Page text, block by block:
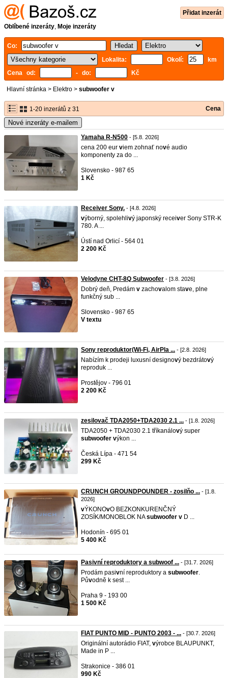
Přidat inzerát
Oblíbené inzeráty, Moje inzeráty
Co:
Lokalita:
Okolí:
km
Cena od:
- do: Kč
Hlavní stránka > Elektro > subwoofer v
1-20 inzerátů z 31 Cena
Nové inzeráty e-mailem
Yamaha R-N500 - [5.8. 2026]
cena 200 eur viem zohnať nové audio
komponenty za do ...
Slovensko - 987 65
1 Kč
Receiver Sony. - [4.8. 2026]
výborný, spolehlivý japonský receiver Sony STR-K
780. A ...
Ústí nad Orlicí - 564 01
2 200 Kč
Velodyne CHT-8Q Subwoofer - [3.8. 2026]
Dobrý deň, Predám v zachovalom stave, plne
funkčný sub ...
Slovensko - 987 65
V textu
Sony reproduktor(Wi-Fi, AirPla ... - [2.8. 2026]
Nabízím k prodeji luxusní designový bezdrátový
reproduk ...
Prostějov - 796 01
2 200 Kč
zesilovač TDA2050+TDA2030 2.1 ... - [1.8. 2026]
TDA2050 + TDA2030 2.1 tříkanálový super
subwoofer výkon ...
Česká Lípa - 471 54
299 Kč
CRUNCH GROUNDPOUNDER - zosilňo ... - [1.8.
2026]
vÝKONOvO BEZKONKURENČNÝ
ZOSÍK/MONOBLOK NAsubwoofer v D ...
Hodonín - 695 01
5 400 Kč
Pasivní reproduktory a subwoof ... - [31.7. 2026]
Prodám pasivní reproduktory a subwoofer.
Původně k sest ...
Praha 9 - 193 00
1 500 Kč
FIAT PUNTO MID - PUNTO 2003 - ... - [30.7. 2026]
Originální autorádio FIAT, výrobce BLAUPUNKT,
Made in P ...
Strakonice - 386 01
990 Kč